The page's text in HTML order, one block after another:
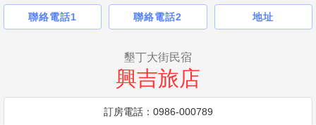
聯絡電話1 聯絡電話2 地址
墾丁大街民宿
興吉旅店
訂房電話：0986-000789